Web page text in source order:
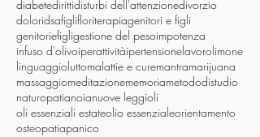
diabetedirittidisturbi dell'attenzionedivorzio
doloridsafiglifloriterapiagenitori e figli
genitoriefigligestione del pesoimpotenza
infuso d'olivoiperattivitàipertensionelavoro limone
linguaggio luttomalattie e curemantramarijuana
massaggiomeditazionememoriametododistudio
naturopatianoianuove leggioli
oli essenziali estateolio essenzialeorientamento
osteopatiapanico